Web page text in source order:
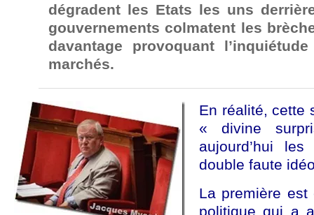
dégradent les Etats les uns
gouvernements colmatent les
davantage provoquant
marchés.
En réalité, cette
« divine
aujourd’hui les
double faute
La première
politique qui a